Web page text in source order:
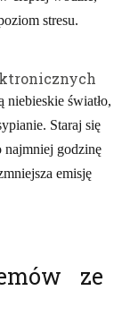
stresu.
światło,
Staraj się
najmniej godzinę
emisję
ze